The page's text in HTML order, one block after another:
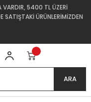
VARDIR, 5400 TL ÜZERİ
SATIŞTAKİ ÜRÜNLERİMİZDEN
ARA